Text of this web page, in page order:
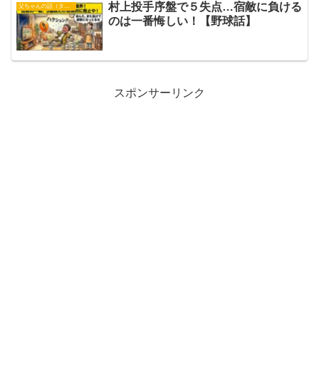
父ちゃんの話（タイガース）
村上投手序盤で５失点…宿敵に負ける
のは一番悔しい！【野球話】
スポンサーリンク